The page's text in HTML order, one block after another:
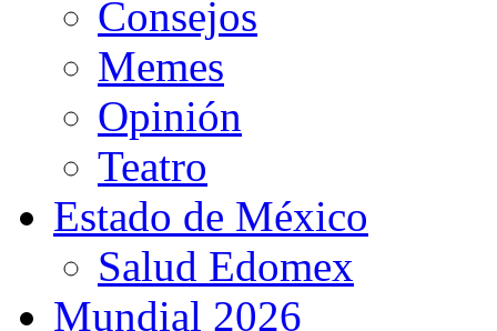
Consejos
Memes
Opinión
Teatro
Estado de México
Salud Edomex
Mundial 2026